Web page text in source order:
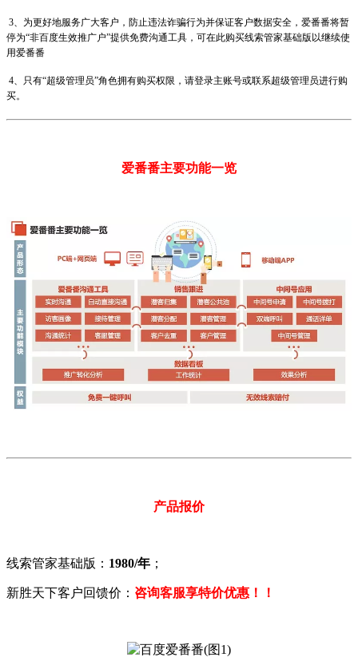
3、为更好地服务广大客户，防止违法诈骗行为并保证客户数据安全，爱番番将暂
停为“非百度生效推广户”提供免费沟通工具，可在此购买线索管家基础版以继续使
用爱番番
4、只有“超级管理员”角色拥有购买权限，请登录主账号或联系超级管理员进行购
买。
爱番番主要功能一览
产品报价
线索管家基础版： 1980/年 ；
新胜天下客户回馈价： 咨询客服享特价优惠！！